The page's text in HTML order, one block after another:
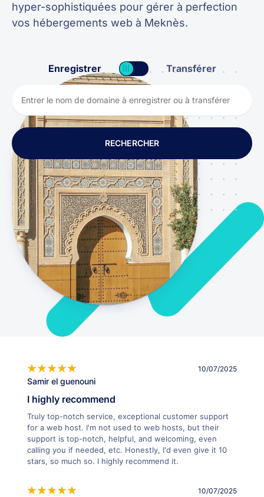
hyper-sophistiquées pour gérer à perfection
vos hébergements web à Meknès.
Enregistrer Transférer
RECHERCHER
Samir el guenouni
10/07/2025
I highly recommend
Truly top-notch service, exceptional customer support
for a web host. I'm not used to web hosts, but their
support is top-notch, helpful, and welcoming, even
calling you if needed, etc. Honestly, I'd even give it 10
stars, so much so. I highly recommend it.
10/07/2025